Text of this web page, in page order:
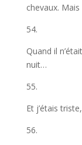
chevaux. Mais
54.
Quand il
nuit…
55.
Et j’étais
56.